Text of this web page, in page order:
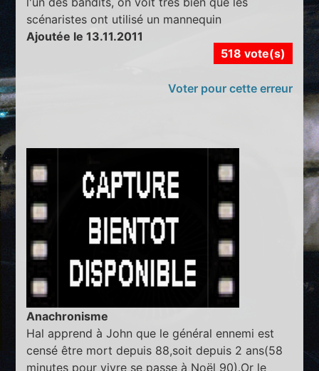
scénaristes ont utilisé un mannequin
Ajoutée le 13.11.2011
518 vote(s)
Voter pour cette erreur
Anachronisme
Hal apprend à John que le général ennemi est
censé être mort depuis 88,soit depuis 2 ans(58
minutes pour vivre se passe à Noël 90).Or le